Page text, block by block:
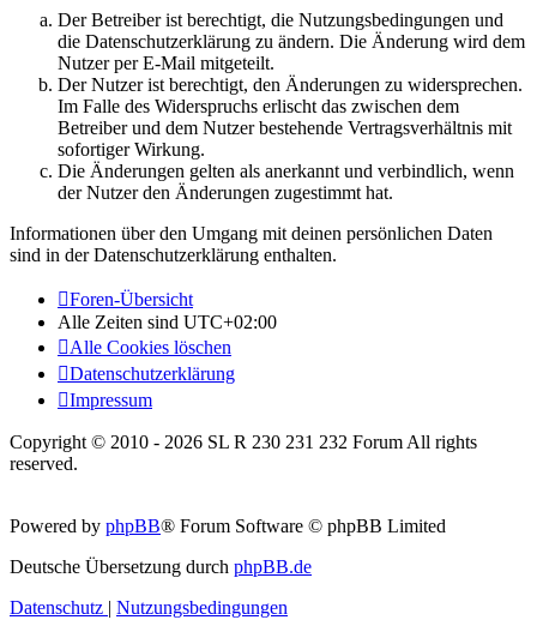
Der Betreiber ist berechtigt, die Nutzungsbedingungen und
die Datenschutzerklärung zu ändern. Die Änderung wird dem
Nutzer per E-Mail mitgeteilt.
Der Nutzer ist berechtigt, den Änderungen zu widersprechen.
Im Falle des Widerspruchs erlischt das zwischen dem
Betreiber und dem Nutzer bestehende Vertragsverhältnis mit
sofortiger Wirkung.
Die Änderungen gelten als anerkannt und verbindlich, wenn
der Nutzer den Änderungen zugestimmt hat.
Informationen über den Umgang mit deinen persönlichen Daten
sind in der Datenschutzerklärung enthalten.
Foren-Übersicht
Alle Zeiten sind UTC+02:00
Alle Cookies löschen
Datenschutzerklärung
Impressum
Copyright © 2010 - 2026 SL R 230 231 232 Forum All rights
reserved.
Powered by phpBB® Forum Software © phpBB Limited
Deutsche Übersetzung durch phpBB.de
Datenschutz | Nutzungsbedingungen